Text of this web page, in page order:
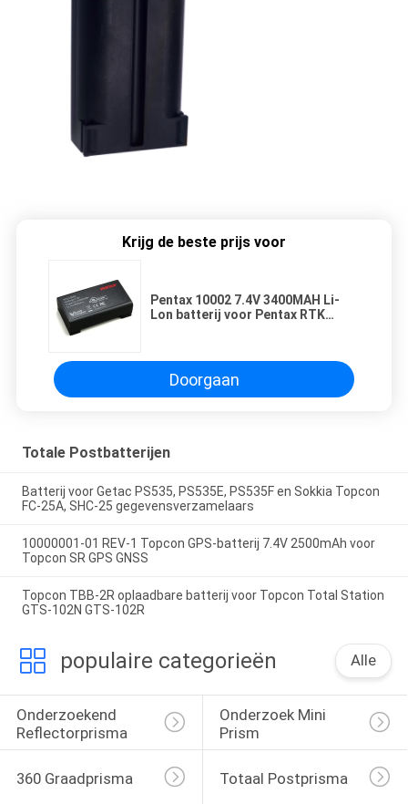
Krijg de beste prijs voor
Pentax 10002 7.4V 3400MAH Li-
Lon batterij voor Pentax RTK
Doorgaan
Totale Postbatterijen
Batterij voor Getac PS535, PS535E, PS535F en Sokkia Topcon
FC-25A, SHC-25 gegevensverzamelaars
10000001-01 REV-1 Topcon GPS-batterij 7.4V 2500mAh voor
Topcon SR GPS GNSS
Topcon TBB-2R oplaadbare batterij voor Topcon Total Station
GTS-102N GTS-102R
populaire categorieën Alle
Onderzoekend
Reflectorprisma
Onderzoek Mini
Prism
360 Graadprisma Totaal Postprisma